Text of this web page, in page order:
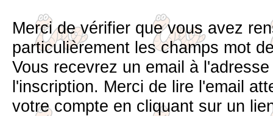
Merci de vérifier que vous avez
particulièrement les champs mot
Vous recevrez un email à
l'inscription. Merci de lire l'email
votre compte en cliquant sur un